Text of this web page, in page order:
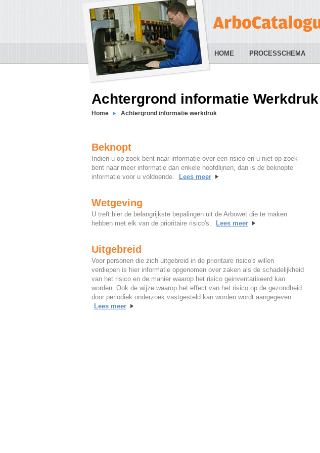
HOME PROCESSCHEMA
Achtergrond informatie Werkdruk
Home Achtergrond informatie werkdruk
Beknopt
Indien u op zoek bent naar informatie over een risico en u niet op zoek
bent naar meer informatie dan enkele hoofdlijnen, dan is de beknopte
informatie voor u voldoende.
Lees meer
Wetgeving
U treft hier de belangrijkste bepalingen uit de Arbowet die te maken
hebben met elk van de prioritaire risico's.
Lees meer
Uitgebreid
Voor personen die zich uitgebreid in de prioritaire risico's willen
verdiepen is hier informatie opgenomen over zaken als de schadelijkheid
van het risico en de manier waarop het risico geinventariseerd kan
worden. Ook de wijze waarop het effect van het risico op de gezondheid
door periodiek onderzoek vastgesteld kan worden wordt aangegeven.
Lees meer